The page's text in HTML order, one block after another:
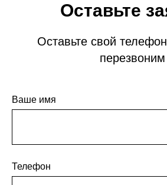
Оставьте
Оставьте свой
перезвоним
Ваше имя
Телефон